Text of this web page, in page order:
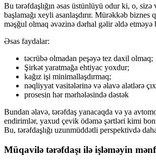
Bu tərəfdaşlığın əsas üstünlüyü odur ki, o, sizə
başlamağı xeyli asanlaşdırır. Mürəkkəb biznes
məşğul olmaq əvəzinə dərhal gəlir əldə etməyə
Əsas faydalar:
təcrübə olmadan peşəyə tez daxil olmaq;
Şirkət yaratmağa ehtiyac yoxdur;
kağız işi minimallaşdırmaq;
nəqliyyat vasitələrinə və əlavə alətlərə
prosesin hər mərhələsində dəstək
Bundan əlavə, tərəfdaş yanacaqda və ya
endirimlər, yaxud çevik ödəmə şərtləri kimi
Bu, tərəfdaşlığı uzunmüddətli perspektivdə
Müqavilə tərəfdaşı ilə işləməyin